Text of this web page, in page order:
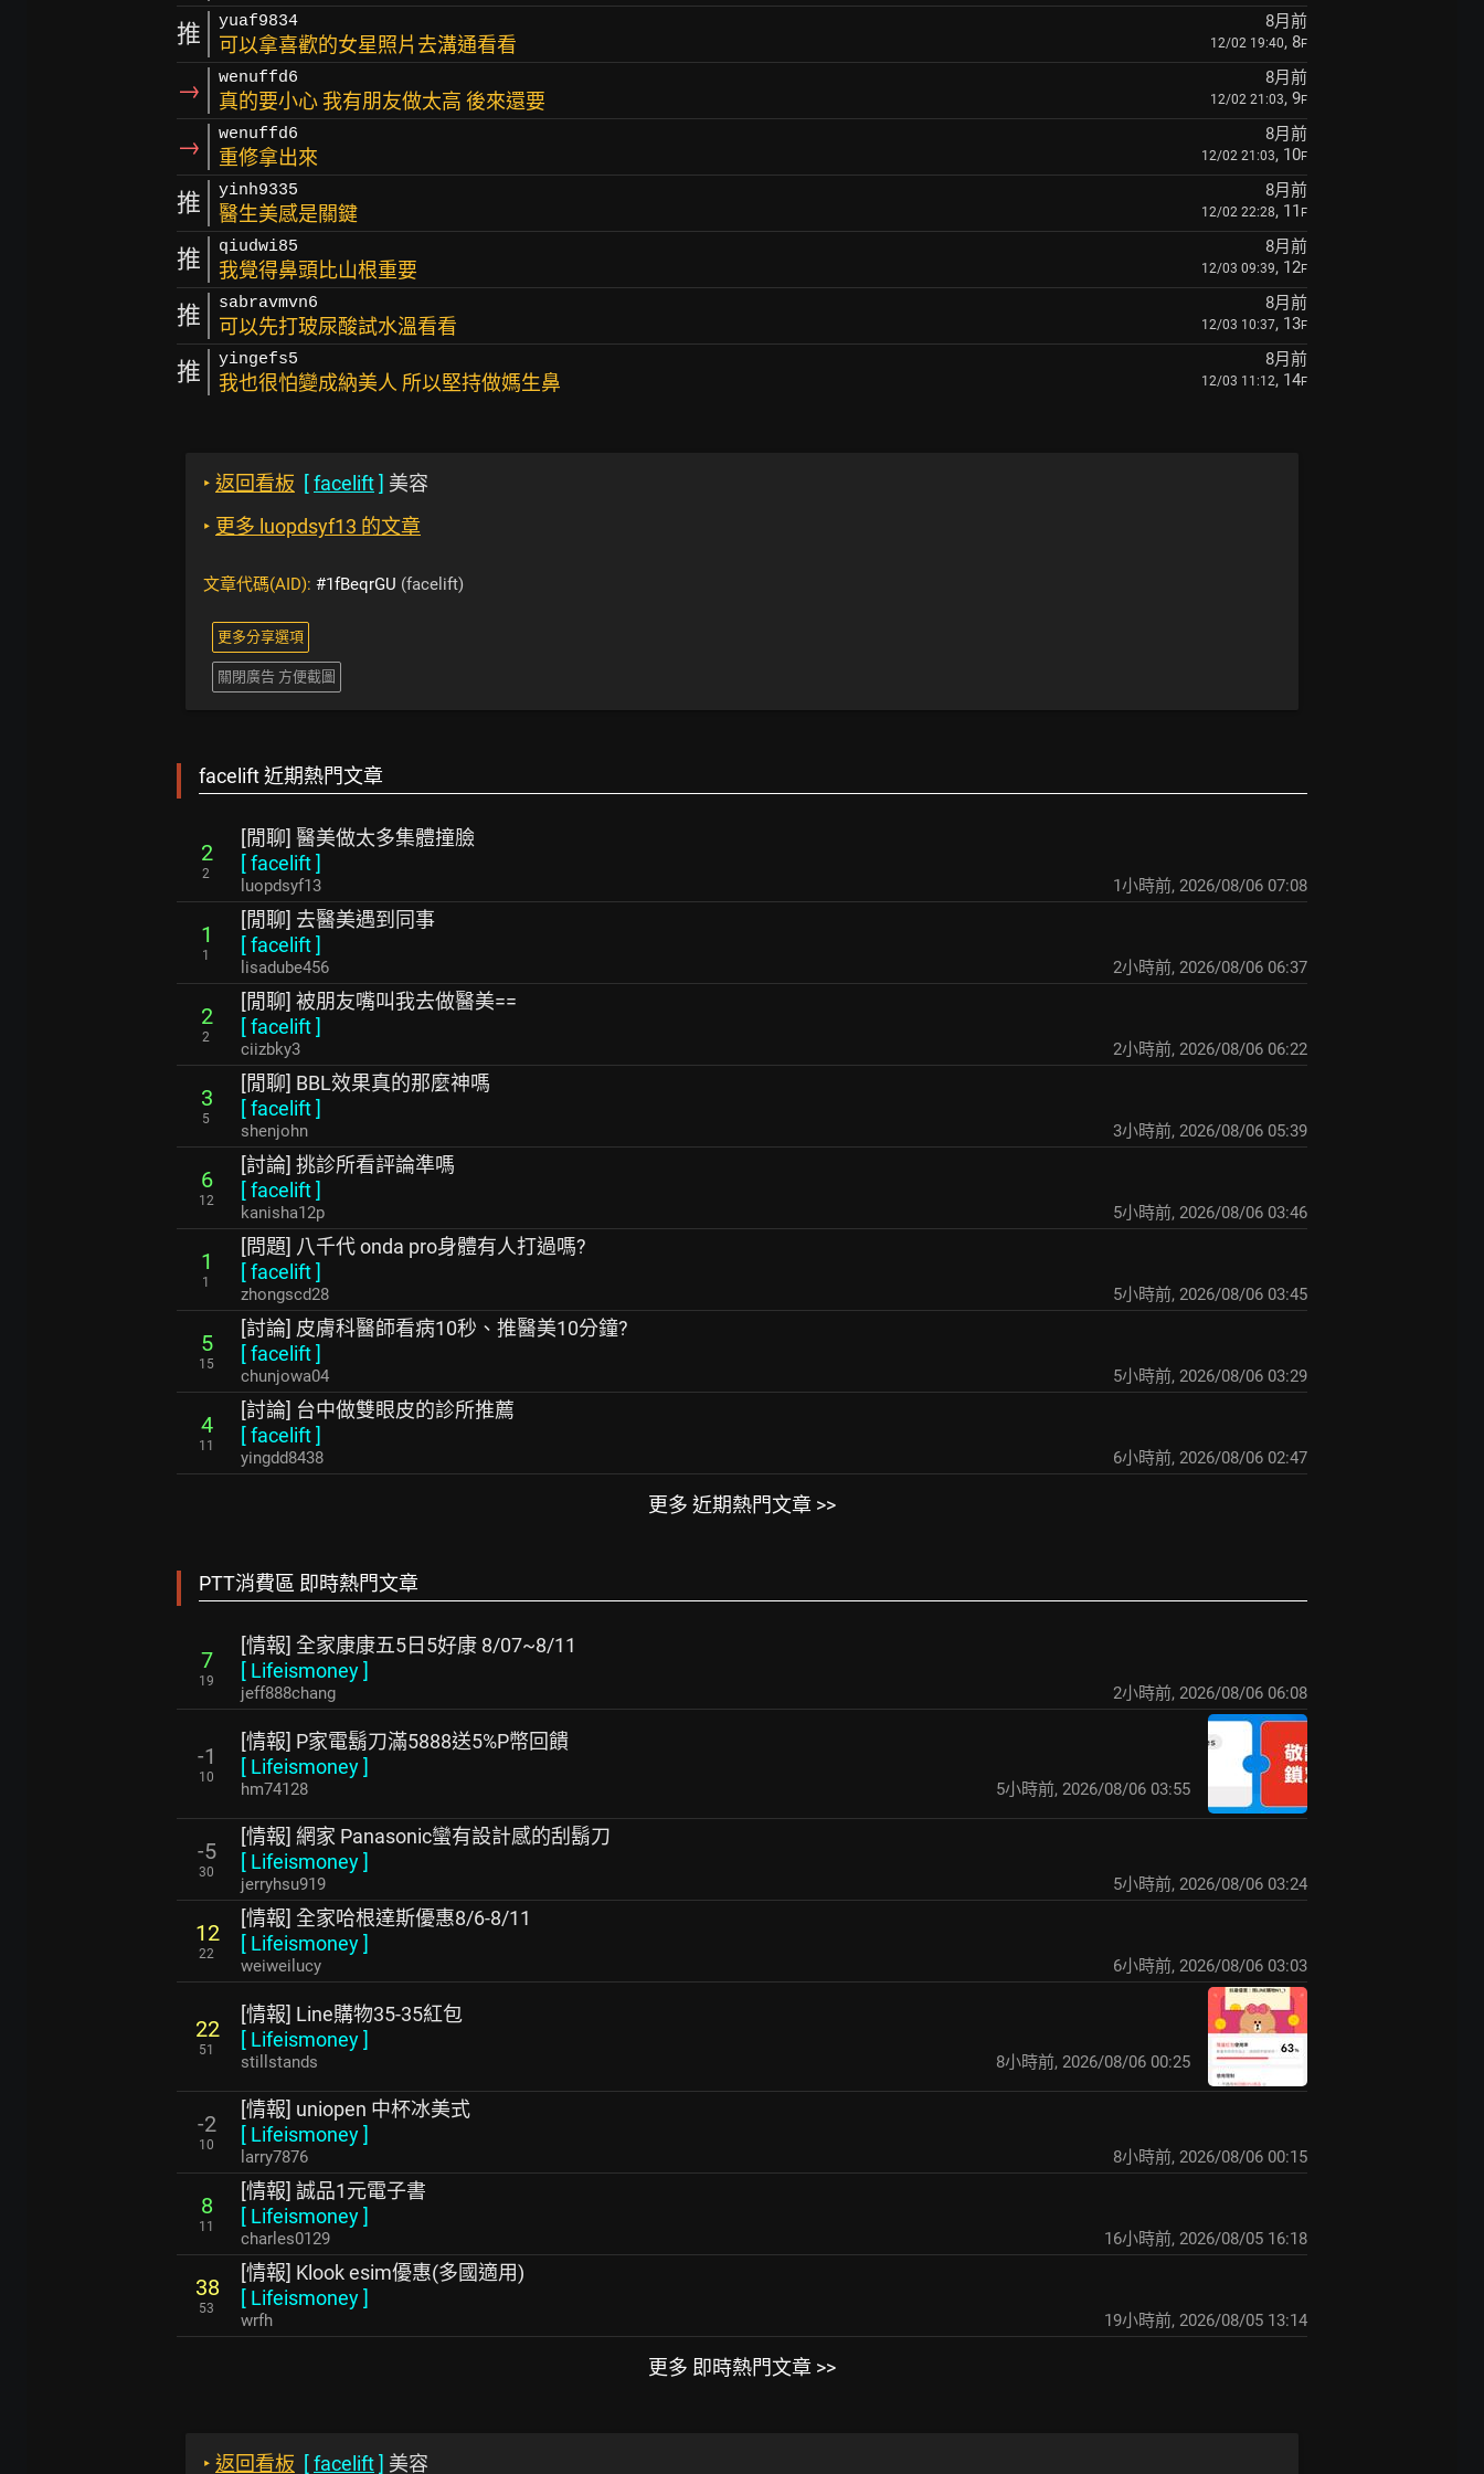
推 yuaf9834 8月前
可以拿喜歡的女星照片去溝通看看 12/02 19:40, 8F
→ wenuffd6 8月前
真的要小心 我有朋友做太高 後來還要 12/02 21:03, 9F
→ wenuffd6 8月前
重修拿出來 12/02 21:03, 10F
推 yinh9335 8月前
醫生美感是關鍵 12/02 22:28, 11 F
推 qiudwi85 8月前
我覺得鼻頭比山根重要 12/03 09:39, 12F
推 sabravmvn6 8月前
可以先打玻尿酸試水溫看看 12/03 10:37, 13F
推 yingefs5 8月前
我也很怕變成納美人 所以堅持做媽生鼻 12/03 11:12, 14F
‣ 返回看板 [facelift] 美容
‣ 更多 luopdsyf13 的文章
文章代碼(AID): #1fBeqrGU (facelift)
更多分享選項
關閉廣告 方便截圖
facelift 近期熱門文章
2
2
[閒聊] 醫美做太多集體撞臉
[facelift]
luopdsyf13 1小時前, 2026/08/06 07:08
1
1
[閒聊] 去醫美遇到同事
[facelift]
lisadube456 2小時前, 2026/08/06 06:37
2
2
[閒聊] 被朋友嘴叫我去做醫美==
[facelift]
ciizbky3 2小時前, 2026/08/06 06:22
3
5
[閒聊] BBL效果真的那麼神嗎
[facelift]
shenjohn 3小時前, 2026/08/06 05:39
6
12
[討論] 挑診所看評論準嗎
[facelift]
kanisha12p 5小時前, 2026/08/06 03:46
1
1
[問題] 八千代 onda pro身體有人打過嗎?
[facelift]
zhongscd28 5小時前, 2026/08/06 03:45
5
15
[討論] 皮膚科醫師看病10秒、推醫美10分鐘?
[facelift]
chunjowa04 5小時前, 2026/08/06 03:29
4
11
[討論] 台中做雙眼皮的診所推薦
[facelift]
yingdd8438 6小時前, 2026/08/06 02:47
更多 近期熱門文章 >>
PTT消費區 即時熱門文章
7
19
[情報] 全家康康五5日5好康 8/07~8/11
[ Lifeismoney]
jeff888chang 2小時前, 2026/08/06 06:08
-1
10
[情報] P家電鬍刀滿5888送5%P幣回饋
[ Lifeismoney]
hm74128 5小時前, 2026/08/06 03:55
-5
30
[情報] 網家 Panasonic蠻有設計感的刮鬍刀
[ Lifeismoney]
jerryhsu919 5小時前, 2026/08/06 03:24
12
22
[情報] 全家哈根達斯優惠8/6-8/11
[ Lifeismoney]
weiweilucy 6小時前, 2026/08/06 03:03
22
51
[情報] Line購物35-35紅包
[ Lifeismoney]
stillstands 8小時前, 2026/08/06 00:25
-2
10
[情報] uniopen 中杯冰美式
[ Lifeismoney]
larry7876 8小時前, 2026/08/06 00:15
8
11
[情報] 誠品1元電子書
[ Lifeismoney]
charles0129 16小時前, 2026/08/05 16:18
38
53
[情報] Klook esim優惠(多國適用)
[ Lifeismoney]
wrfh 19小時前, 2026/08/05 13:14
更多 即時熱門文章 >>
‣ 返回看板 [facelift] 美容